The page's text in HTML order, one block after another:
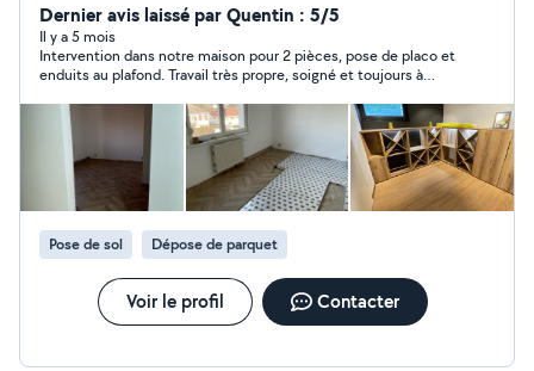
Rebouchage enduit - Enduit collage bande à joint plus
finition - Ratissage complet murs plafonds - Ponçage
des enduits - application de sous couche - application 2
couches de finition - ponçage et peinture des boiseries
et métal ( porte, escalier, barrière etc.. ) - Pose de
papier peint et toile de verre - Pose de parquet flottant
Dernier avis laissé par Quentin : 5/5
Il y a 5 mois
Intervention dans notre maison pour 2 pièces, pose de placo et
enduits au plafond. Travail très propre, soigné et toujours à
Pose de sol Dépose de parquet
Voir le profil Contacter